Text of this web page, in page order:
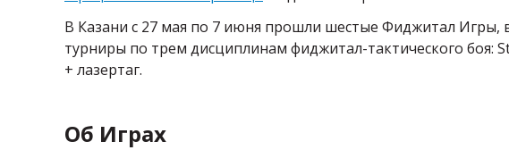
В Казани с 27 мая по 7 июня прошли шестые Фиджитал Игры,
турниры по трем дисциплинам фиджитал-тактического боя:
+ лазертаг.
Об Играх